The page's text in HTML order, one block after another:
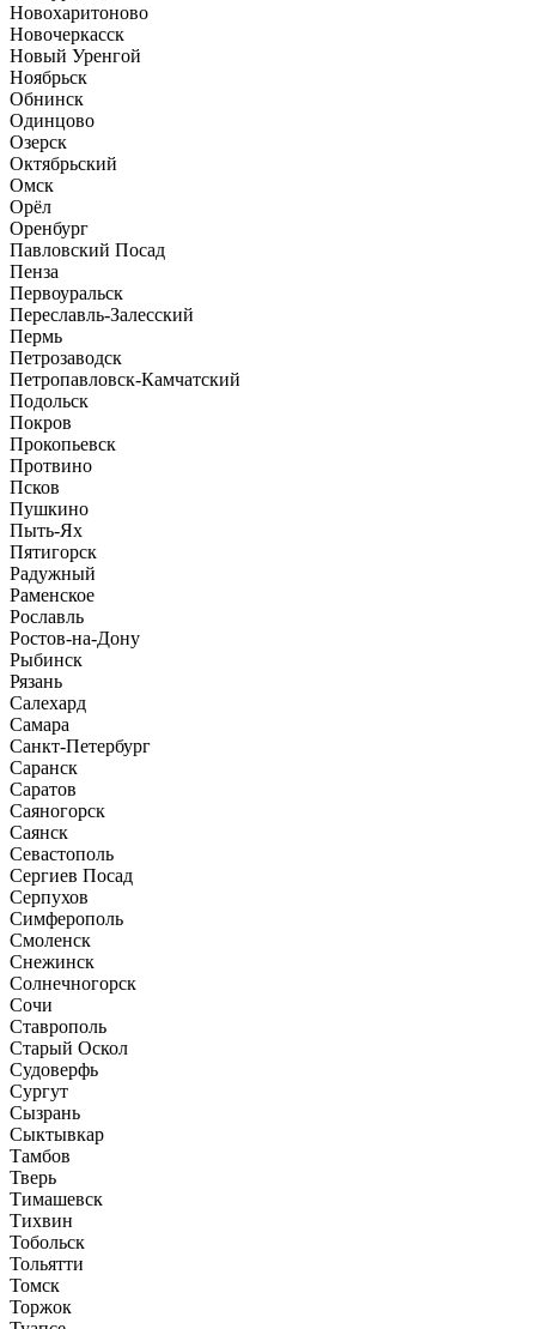
Новохаритоново
Новочеркасск
Новый Уренгой
Ноябрьск
Обнинск
Одинцово
Озерск
Октябрьский
Омск
Орёл
Оренбург
Павловский Посад
Пенза
Первоуральск
Переславль-Залесский
Пермь
Петрозаводск
Петропавловск-Камчатский
Подольск
Покров
Прокопьевск
Протвино
Псков
Пушкино
Пыть-Ях
Пятигорск
Радужный
Раменское
Рославль
Ростов-на-Дону
Рыбинск
Рязань
Салехард
Самара
Санкт-Петербург
Саранск
Саратов
Саяногорск
Саянск
Севастополь
Сергиев Посад
Серпухов
Симферополь
Смоленск
Снежинск
Солнечногорск
Сочи
Ставрополь
Старый Оскол
Судоверфь
Сургут
Сызрань
Сыктывкар
Тамбов
Тверь
Тимашевск
Тихвин
Тобольск
Тольятти
Томск
Торжок